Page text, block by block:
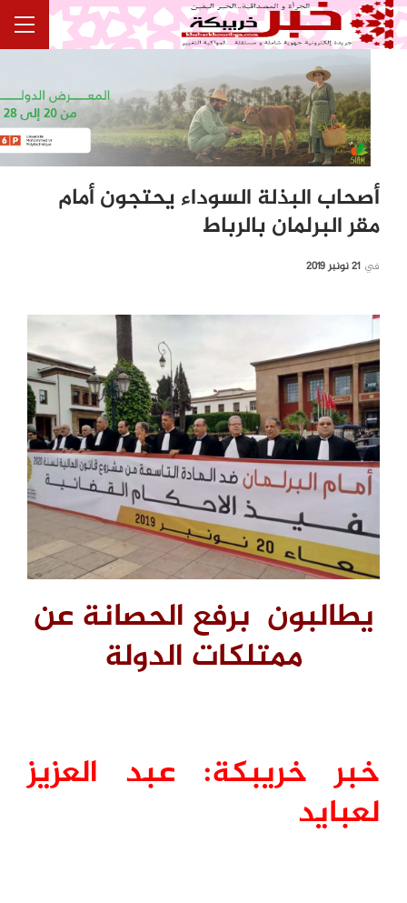
أصحاب البذلة السوداء يحتجون أمام
مقر البرلمان بالرباط
في 21 نونبر 2019
يطالبون برفع الحصانة عن
ممتلكات الدولة
خبر خريبكة: عبد العزيز
لعبايد